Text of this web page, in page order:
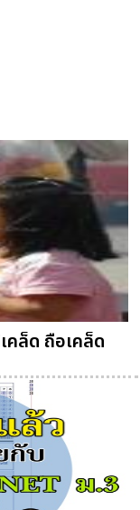
คล็ด ถือเคล็ด